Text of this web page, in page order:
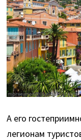
А его
легионам